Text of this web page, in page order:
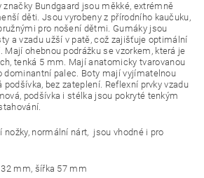
značky Bundgaard jsou měkké, extrémně
děti. Jsou vyrobeny z přírodního kaučuku,
pro nošení dětmi. Gumáky jsou
a vzadu užší v patě, což zajišťuje optimální
Mají ohebnou podrážku se vzorkem, která je
tenká 5 mm. Mají anatomicky tvarovanou
dominantní palec. Boty mají vyjímatelnou
bez zateplení. Reflexní prvky vzadu
podšívka i stélka jsou pokryté tenkým
nožky, normální nárt, jsou vhodné i pro
mm, šířka 57 mm